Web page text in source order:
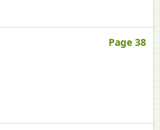
Page 38